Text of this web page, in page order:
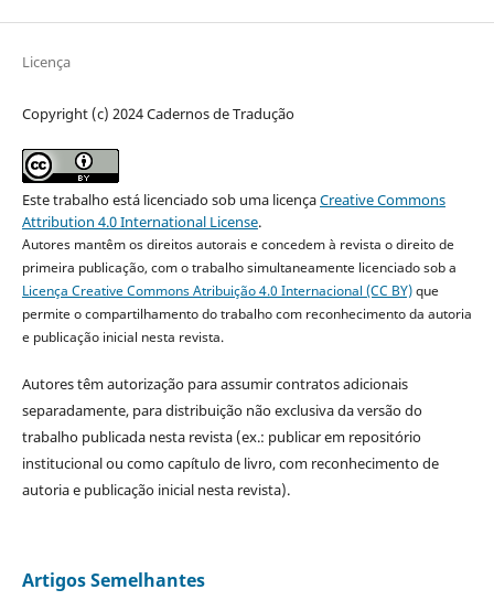
Licença
Copyright (c) 2024 Cadernos de Tradução
Este trabalho está licenciado sob uma licençaCreative Commons
Attribution 4.0 International License.
Autores mantêm os direitos autorais e concedem à revista o direito de
primeira publicação, com o trabalho simultaneamente licenciado sob a
Licença Creative Commons Atribuição 4.0 Internacional (CC BY)que
permite o compartilhamento do trabalho com reconhecimento da autoria
e publicação inicial nesta revista.
Autores têm autorização para assumir contratos adicionais
separadamente, para distribuição não exclusiva da versão do
trabalho publicada nesta revista (ex.: publicar em repositório
institucional ou como capítulo de livro, com reconhecimento de
autoria e publicação inicial nesta revista).
Artigos Semelhantes